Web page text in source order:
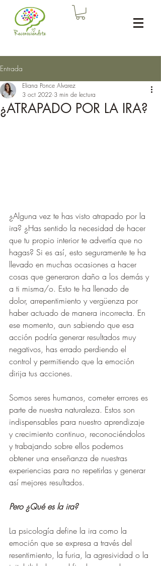
Entrada
¿ATRAPADO POR LA IRA?
Eliana Ponce Alvarez
3 oct 2022 3 min de lectura
¿Alguna vez te has visto atrapado por la
ira? ¿Has sentido la necesidad de hacer
que tu propio interior te advertía que no
hagas? Si es así, esto seguramente te ha
llevado en muchas ocasiones a hacer
cosas que generaron daño a los demás y
a ti misma/o. Esto te ha llenado de
dolor, arrepentimiento y vergüenza por
haber actuado de manera incorrecta. En
ese momento, aun sabiendo que esa
acción podría generar resultados muy
negativos, has errado perdiendo el
control y permitiendo que la emoción
dirija tus acciones.
Somos seres humanos, cometer errores es
parte de nuestra naturaleza. Estos son
indispensables para nuestro aprendizaje
y crecimiento continuo, reconociéndolos
y trabajando sobre ellos podemos
obtener una enseñanza de nuestras
experiencias para no repetirlas y generar
así mejores resultados.
Pero ¿Qué es la ira?
La psicología define la ira como la
emoción que se expresa a través del
resentimiento, la furia, la agresividad o la